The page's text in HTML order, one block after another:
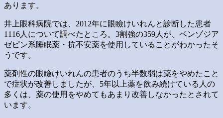
あります。
井上眼科病院では、2012年に眼瞼けいれんと診断した患者
1116人について調べたところ。3割強の359人が、ベンゾジア
ゼピン系睡眠薬・抗不安薬を使用していることがわかったそ
うです。
薬剤性の眼瞼けいれんの患者のうち半数弱は薬をやめたこと
で症状が改善しましたが、5年以上薬を飲み続けている人の
多くは、薬の使用をやめてもあまり改善しなかったとされて
います。